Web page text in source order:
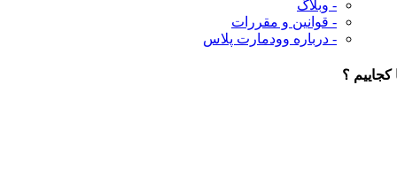
- وبلاگ
- قوانین و مقررات
- درباره وودمارت پلاس
کجاییم ؟